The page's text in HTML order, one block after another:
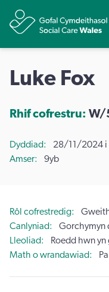
Luke Fox
Rhif cofrestru: W/
Dyddiad
28/11/2024
Amser
9yb
Rôl cofrestredig
Canlyniad
Gorchymyn
Lleoliad
Roedd hwn
Math o wrandawiad